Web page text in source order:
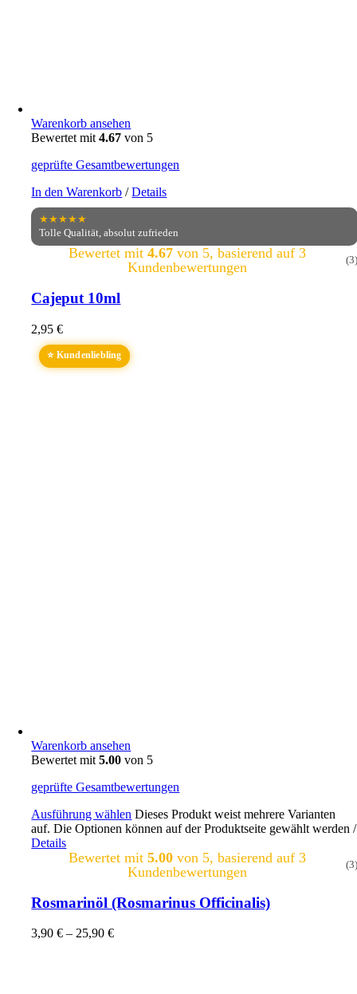
Warenkorb ansehen
Bewertet mit4.67 von 5
geprüfte Gesamtbewertungen
In den Warenkorb / Details
★★★★★
Tolle Qualität, absolut zufrieden
Bewertet mit 4.67von 5, basierend auf 3
Kundenbewertungen
(3)
Cajeput 10ml
2,95€
⭐ Kundenliebling
Warenkorb ansehen
Bewertet mit5.00 von 5
geprüfte Gesamtbewertungen
Ausführung wählen Dieses Produkt weist mehrere Varianten
auf. Die Optionen können auf der Produktseite gewählt werden/
Details
Bewertet mit 5.00von 5, basierend auf 3
Kundenbewertungen
(3)
Rosmarinöl (Rosmarinus Officinalis)
3,90€ – 25,90€